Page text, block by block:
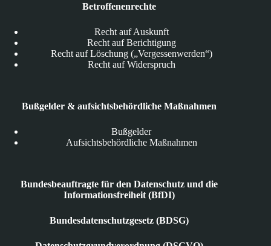
Betroffenenrechte
Recht auf Auskunft
Recht auf Berichtigung
Recht auf Löschung („Vergessenwerden“)
Recht auf Widerspruch
Bußgelder & aufsichtsbehördliche Maßnahmen
Bußgelder
Aufsichtsbehördliche Maßnahmen
Bundesbeauftragte für den Datenschutz und die
Informationsfreiheit (BfDI)
Bundesdatenschutzgesetz (BDSG)